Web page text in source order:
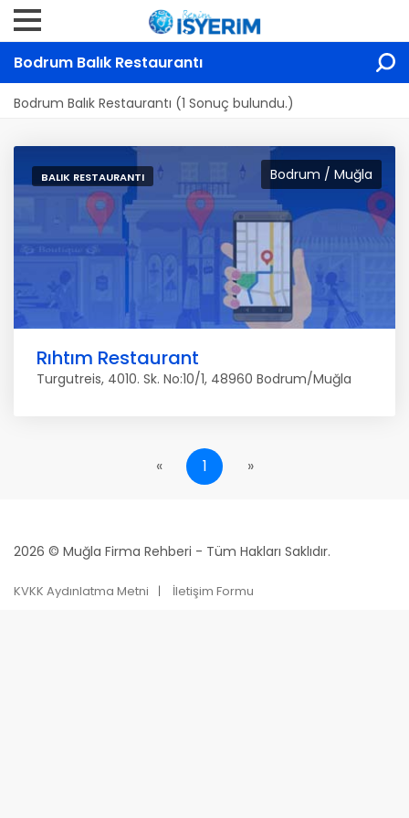
Bodrum Balık Restaurantı
Bodrum Balık Restaurantı (1 Sonuç bulundu.)
Bodrum / Muğla
BALIK RESTAURANTI
Rıhtım Restaurant
Turgutreis, 4010. Sk. No:10/1, 48960 Bodrum/Muğla
« 1 »
2026 © Muğla Firma Rehberi - Tüm Hakları Saklıdır.
KVKK Aydınlatma Metni İletişim Formu